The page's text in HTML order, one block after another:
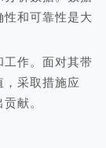
和可靠性是大
作。面对其带
，采取措施应
献。